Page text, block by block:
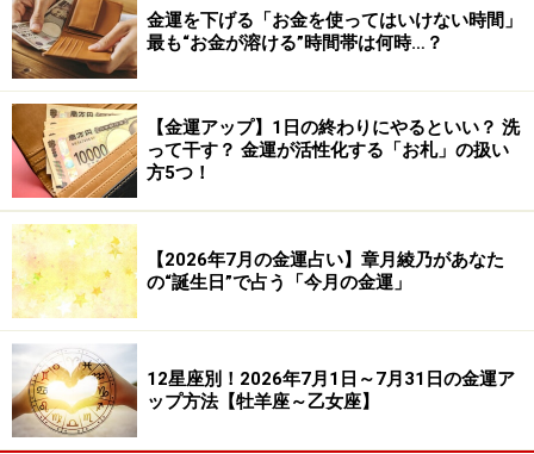
温泉に入るといいでしょう。水分といっても、お酒は水
を蒸発させてしまう南と北の両方の気があるので飲みす
ぎはいけません（笑）。
織路さんが経営するカフェで大人気の開運
メニュー
開運メニューが人気の織路さんのカフェ
――織路さんのカフェでは“開運ランチ”などを提供してい
ますよね。
金運を下げる「お金を使ってはいけない時間」
最も“お金が溶ける”時間帯は何時…？
【金運アップ】1日の終わりにやるといい？ 洗
って干す？ 金運が活性化する「お札」の扱い
方5つ！
【2026年7月の金運占い】章月綾乃があなた
の“誕生日”で占う「今月の金運」
12星座別！2026年7月1日～7月31日の金運ア
ップ方法【牡羊座～乙女座】